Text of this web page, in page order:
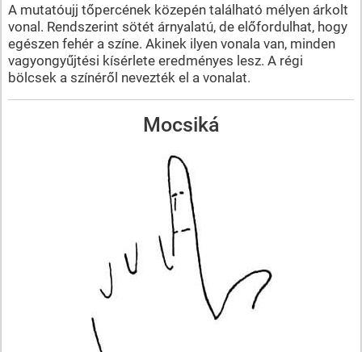
A mutatóujj tőpercének közepén található mélyen árkolt
vonal. Rendszerint sötét árnyalatú, de előfordulhat, hogy
egészen fehér a színe. Akinek ilyen vonala van, minden
vagyongyűjtési kísérlete eredményes lesz. A régi
bölcsek a színéről nevezték el a vonalat.
Mocsiká